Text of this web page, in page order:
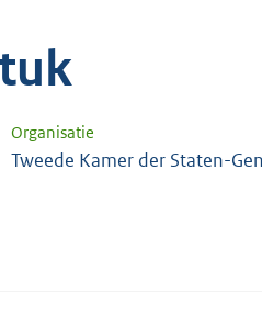
Organisatie
Tweede Kamer der Staten-